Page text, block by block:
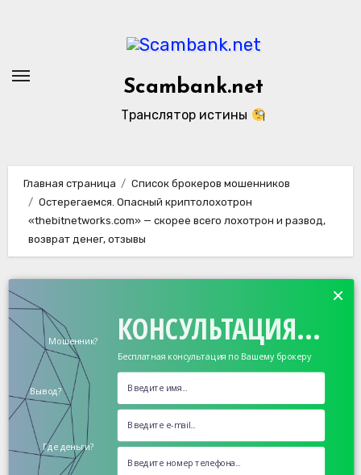
Scambank.net
Транслятор истины
Главная страница
Список брокеров мошенников
Остерегаемся. Опасный криптолохотрон
«thebitnetworks.com» — скорее всего лохотрон и развод,
возврат денег, отзывы
КОНСУЛЬТАЦИЯ...
Бесплатная консультация по Вашему брокеру
Мошенник?
Вывод?
Где деньги?
×